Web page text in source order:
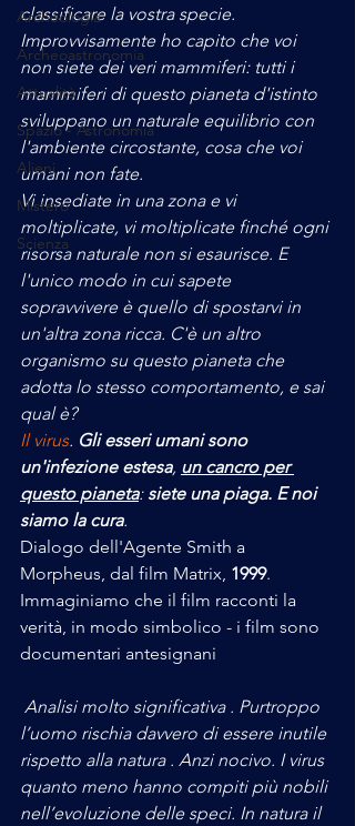
Archeologia
Archeoastronomia
Attualità
Spazio - Astronomia
Alieni
Mistero
Scienza
classificare la vostra specie.
Improvvisamente ho capito che voi
non siete dei veri mammiferi: tutti i
mammiferi di questo pianeta d'istinto
sviluppano un naturale equilibrio con
l'ambiente circostante, cosa che voi
umani non fate.
Vi insediate in una zona e vi
moltiplicate, vi moltiplicate finché ogni
risorsa naturale non si esaurisce. E
l'unico modo in cui sapete
sopravvivere è quello di spostarvi in
un'altra zona ricca. C'è un altro
organismo su questo pianeta che
adotta lo stesso comportamento, e sai
qual è?
Il virus. Gli esseri umani sono
un'infezione estesa, un cancro per
questo pianeta: siete una piaga. E noi
siamo la cura.
Dialogo dell'Agente Smith a
Morpheus, dal film Matrix, 1999.
Immaginiamo che il film racconti la
verità, in modo simbolico - i film sono
documentari antesignani
Analisi molto significativa . Purtroppo
l’uomo rischia davvero di essere inutile
rispetto alla natura . Anzi nocivo. I virus
quanto meno hanno compiti più nobili
nell’evoluzione delle speci. In natura il